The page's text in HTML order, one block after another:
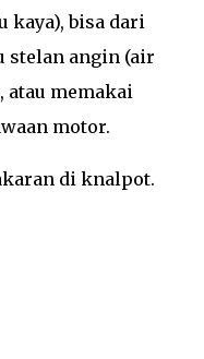
kaya), bisa dari
stelan angin (air
atau memakai
motor.
di knalpot.